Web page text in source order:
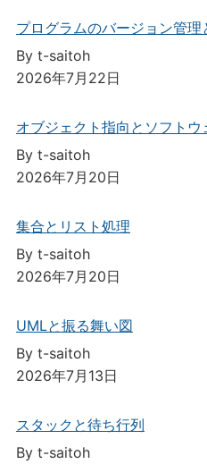
プログラムのバージョン管理
By t-saitoh
2026年7月22日
オブジェクト指向とソフトウ
By t-saitoh
2026年7月20日
集合とリスト処理
By t-saitoh
2026年7月20日
UMLと振る舞い図
By t-saitoh
2026年7月13日
スタックと待ち行列
By t-saitoh